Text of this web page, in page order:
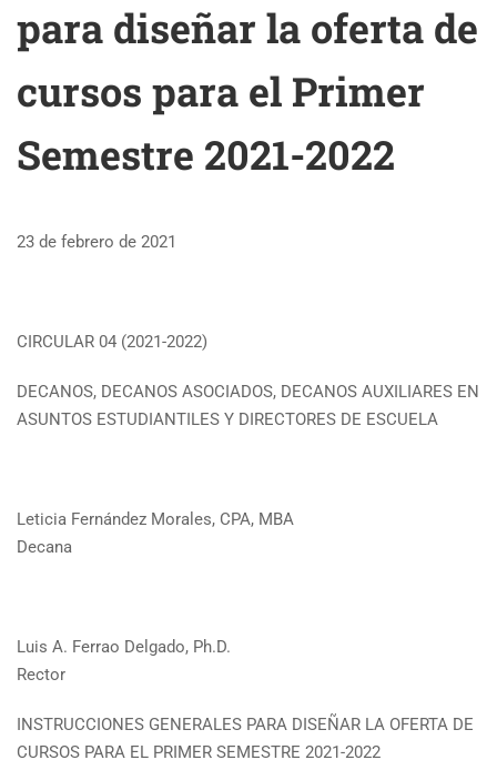
para diseñar la oferta de
cursos para el Primer
Semestre 2021-2022
23 de febrero de 2021
CIRCULAR 04 (2021-2022)
DECANOS, DECANOS ASOCIADOS, DECANOS AUXILIARES EN
ASUNTOS ESTUDIANTILES Y DIRECTORES DE ESCUELA
Leticia Fernández Morales, CPA, MBA
Decana
Luis A. Ferrao Delgado, Ph.D.
Rector
INSTRUCCIONES GENERALES PARA DISEÑAR LA OFERTA DE
CURSOS PARA EL PRIMER SEMESTRE 2021-2022